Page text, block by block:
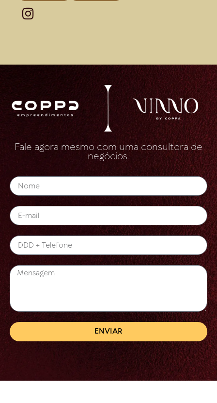
Fale agora mesmo com uma consultora de
negócios.
ENVIAR